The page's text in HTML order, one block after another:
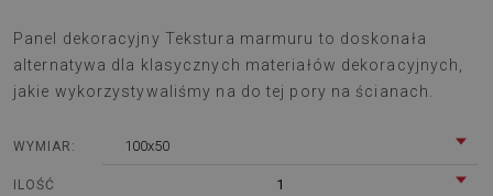
Panel dekoracyjny Tekstura marmuru to doskonała
alternatywa dla klasycznych materiałów dekoracyjnych,
jakie wykorzystywaliśmy na do tej pory na ścianach.
WYMIAR: 100x50
ILOŚĆ 1